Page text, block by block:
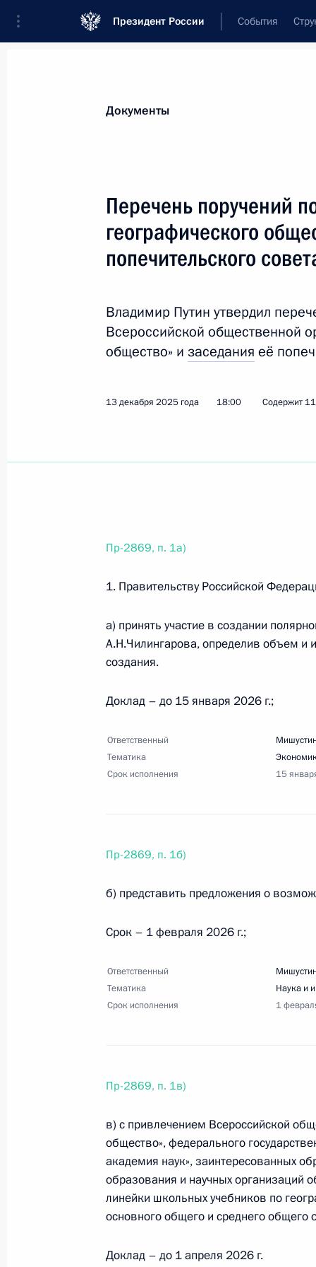
Президент России События
Все поручения
Все поручения
30 января, пятница
Международного форума
28 января 2026 года, 20:30
Перечень поручений по итогам
интеллекта»
Перечень поручений по итогам
и национальным проектам
23 декабря 2025 года, вторник
Перечень поручений по итогам
23 декабря 2025 года, 19:00
19 декабря 2025 года, пятница
13 декабря 2025 года, суббота
Перечень поручений по итогам
энергетическая неделя»
13 декабря 2025 года, 18:10 9 поручений
Документы
Перечень поручений
географического
попечительского
Владимир Путин утвердил
Всероссийской общественной
общество» и заседания её
13 декабря 2025 года 18:00 Содержит
Пр-2869, п. 1а)
1. Правительству Российской
а) принять участие в создании
А.Н.Чилингарова, определив объем и
создания.
Доклад – до 15 января 2026 г.;
Ответственный
Тематика
Срок исполнения
15
Пр-2869, п. 1б)
б) представить предложения о
Срок – 1 февраля 2026 г.;
Ответственный
Тематика
Наука и
Срок исполнения
1
Пр-2869, п. 1в)
в) с привлечением Всероссийской
общество», федерального
академия наук», заинтересованных
образования и научных организаций
линейки школьных учебников по
основного общего и среднего общего
Доклад – до 1 апреля 2026 г.